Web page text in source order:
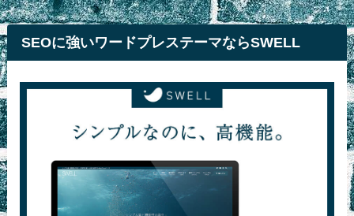
SEOに強いワードプレステーマならSWELL